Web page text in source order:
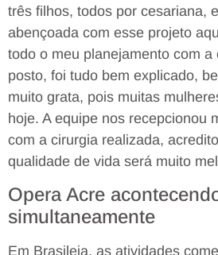
três filhos, todos por cesariana,
abençoada com esse projeto
todo o meu planejamento com a
posto, foi tudo bem explicado,
muito grata, pois muitas
hoje. A equipe nos recepcionou
com a cirurgia realizada,
qualidade de vida será muito
Opera Acre
simultaneamente
Em Brasileia, as atividades